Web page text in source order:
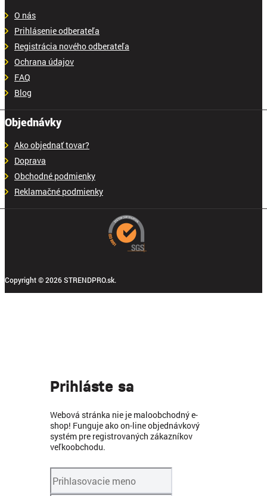
O nás
Prihlásenie odberateľa
Registrácia nového odberateľa
Ochrana údajov
FAQ
Blog
Objednávky
Ako objednať tovar?
Doprava
Obchodné podmienky
Reklamačné podmienky
Copyright © 2026 STRENDPRO.sk.
Prihláste sa
Webová stránka nie je maloobchodný e-
shop! Funguje ako on-line objednávkový
systém pre registrovaných zákazníkov
veľkoobchodu.